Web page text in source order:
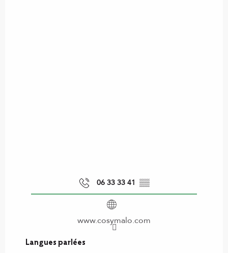
06 33 33 41 ▒▒
www.cosymalo.com
Langues parlées
Langues parlées